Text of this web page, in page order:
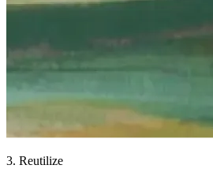
3. Reutilize